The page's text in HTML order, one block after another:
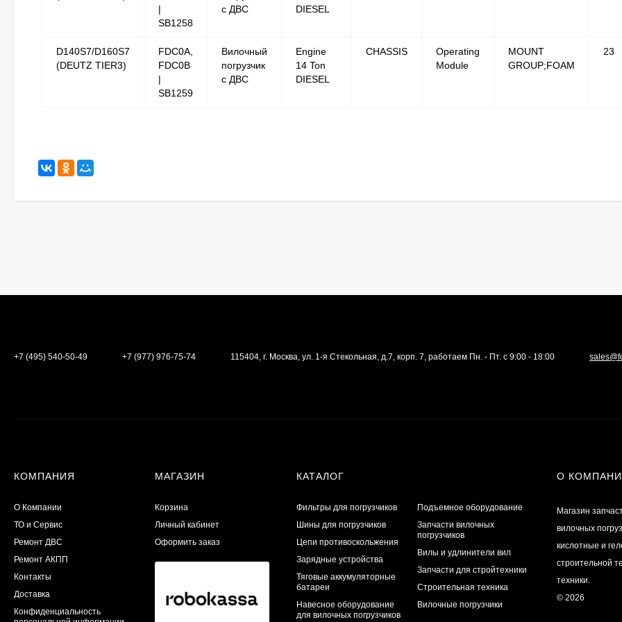
|
SB1258
с ДВС
DIESEL
D140S7/D160S7
(DEUTZ TIER3)
FDC0A,
FDC0B
|
SB1259
Вилочный
погрузчик
с ДВС
Engine
14 Ton
DIESEL
CHASSIS
Operating
Module
MOUNT
GROUP;FOAM
23
+7 (495) 540-50-49 +7 (977) 976-75-74 115404, г. Москва, ул. 1-я Стекольная, д.7, корп. 7, работаем Пн. - Пт. с 9:00 - 18:00
КОМПАНИЯ
О Компании
ТО и Сервис
​Ремонт ДВС
Ремонт АКПП
Контакты
Доставка
Конфиденциальность
МАГАЗИН
Корзина
Личный кабинет
Оформить заказ
КАТАЛОГ
Фильтры для погрузчиков
Шины для погрузчиков
Цепи противоскольжения
Зарядные устройства
Тяговые аккумуляторные
батареи
Навесное оборудование
для вилочных погрузчиков
Подъемное оборудование
Запчасти вилочных
погрузчиков
Вилы и удлинители вил
Запчасти для стройтехники
Строительная техника
Вилочные погрузчики
О
Магазин
вилочных
кислотные и
строительной
техники.
© 2026